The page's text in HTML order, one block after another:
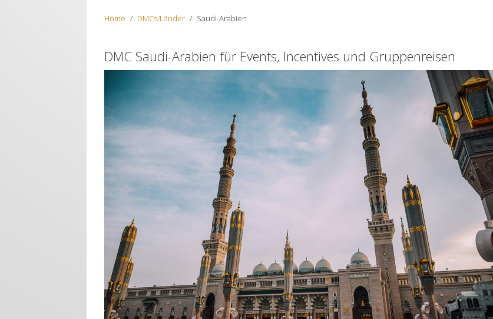
Home DMCs/Länder Saudi-Arabien
DMC Saudi-Arabien für Events, Incentives und Gruppenreisen